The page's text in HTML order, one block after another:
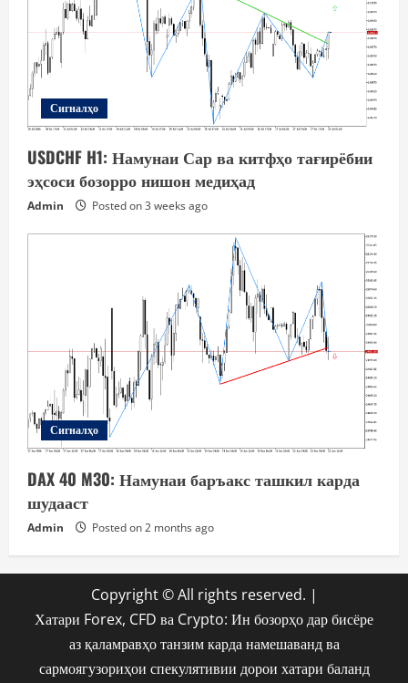
Сигналҳо
USDCHF H1: Намунаи Сар ва китфҳо тағирёбии
эҳсоси бозорро нишон медиҳад
Admin Posted on 3 weeks ago
Сигналҳо
DAX 40 M30: Намунаи баръакс ташкил карда
шудааст
Admin Posted on 2 months ago
Copyright © All rights reserved. |
Хатари Forex, CFD ва Crypto: Ин бозорҳо дар бисёре
аз қаламравҳо танзим карда намешаванд ва
сармоягузориҳои спекулятивии дорои хатари баланд